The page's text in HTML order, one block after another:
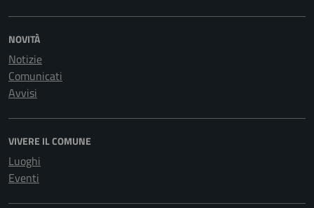
NOVITÀ
Notizie
Comunicati
Avvisi
VIVERE IL COMUNE
Luoghi
Eventi